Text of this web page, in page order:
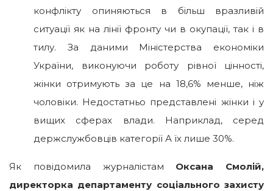
конфлікту опиняються в більш вразливій
ситуації як на лінії фронту чи в окупації, так і в
тилу. За даними Міністерства економіки
України, виконуючи роботу рівної цінності,
жінки отримують за це на 18,6% менше, ніж
чоловіки. Недостатньо представлені жінки і у
вищих сферах влади. Наприклад, серед
держслужбовців категорії А їх лише 30%.
Як повідомила журналістам Оксана Смолій,
директорка департаменту соціального захисту